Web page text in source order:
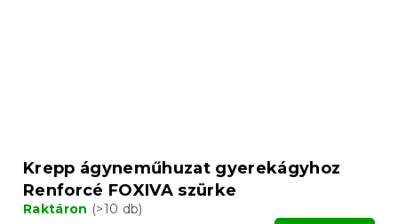
Krepp ágyneműhuzat gyerekágyhoz
Renforcé FOXIVA szürke
Raktáron (>10 db)